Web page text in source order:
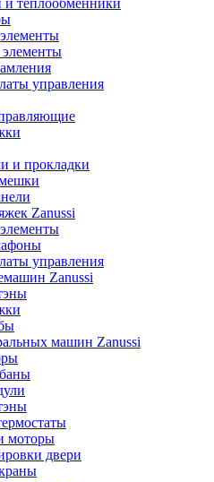
и теплообменники
управления
и прокладки
Zanussi
управления
Zanussi
машин Zanussi
моторы
двери